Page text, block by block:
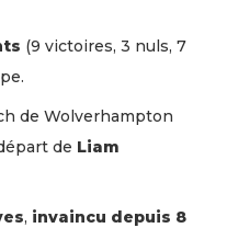
(9 victoires, 3 nuls, 7
de Wolverhampton
de Liam
, invaincu depuis 8